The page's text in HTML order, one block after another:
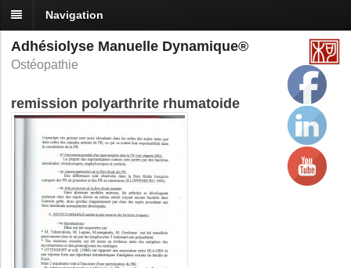
Navigation
Adhésiolyse Manuelle Dynamique®
Ostéopathie
remission polyarthrite rhumatoide